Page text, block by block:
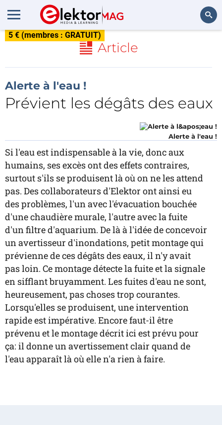
5 € (membres : GRATUIT)
Article
Alerte à l'eau !
Prévient les dégâts des eaux
Alerte à l'eau !
Si l'eau est indispensable à la vie, donc aux
humains, ses excès ont des effets contraires,
surtout s'ils se produisent là où on ne les attend
pas. Des collaborateurs d'Elektor ont ainsi eu
des problèmes, l'un avec l'évacuation bouchée
d'une chaudière murale, l'autre avec la fuite
d'un filtre d'aquarium. De là à l'idée de concevoir
un avertisseur d'inondations, petit montage qui
prévienne de ces dégâts des eaux, il n'y avait
pas loin. Ce montage détecte la fuite et la signale
en sifflant bruyamment. Les fuites d'eau ne sont,
heureusement, pas choses trop courantes.
Lorsqu'elles se produisent, une intervention
rapide est impérative. Encore faut-il être
prévenu et le montage décrit ici est prévu pour
ça: il donne un avertissement clair quand de
l'eau apparaît là où elle n'a rien à faire.